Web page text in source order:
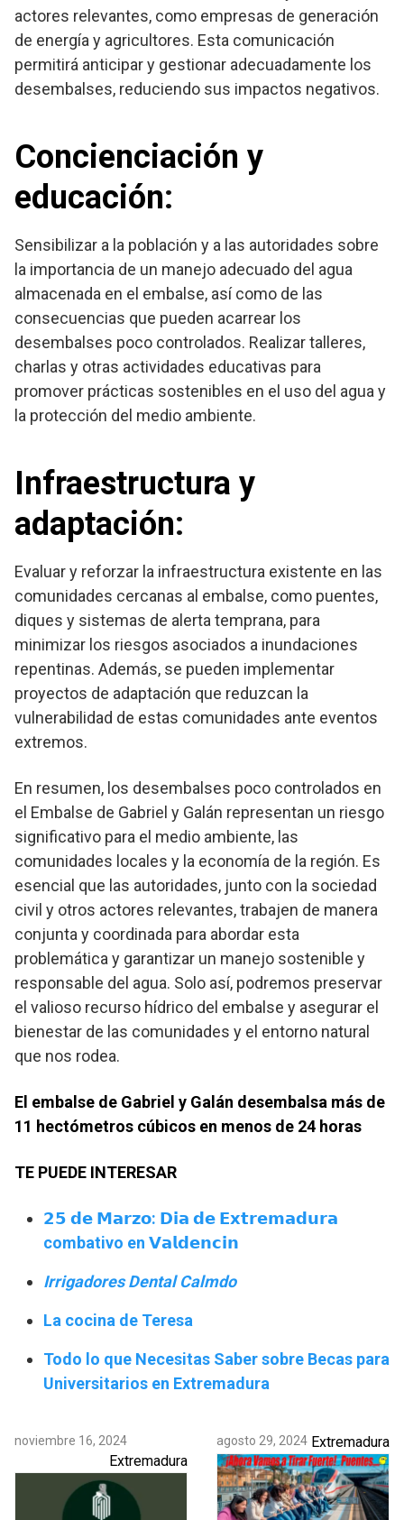
actores relevantes, como empresas de generación
de energía y agricultores. Esta comunicación
permitirá anticipar y gestionar adecuadamente los
desembalses, reduciendo sus impactos negativos.
Concienciación y
educación:
Sensibilizar a la población y a las autoridades sobre
la importancia de un manejo adecuado del agua
almacenada en el embalse, así como de las
consecuencias que pueden acarrear los
desembalses poco controlados. Realizar talleres,
charlas y otras actividades educativas para
promover prácticas sostenibles en el uso del agua y
la protección del medio ambiente.
Infraestructura y
adaptación:
Evaluar y reforzar la infraestructura existente en las
comunidades cercanas al embalse, como puentes,
diques y sistemas de alerta temprana, para
minimizar los riesgos asociados a inundaciones
repentinas. Además, se pueden implementar
proyectos de adaptación que reduzcan la
vulnerabilidad de estas comunidades ante eventos
extremos.
En resumen, los desembalses poco controlados en
el Embalse de Gabriel y Galán representan un riesgo
significativo para el medio ambiente, las
comunidades locales y la economía de la región. Es
esencial que las autoridades, junto con la sociedad
civil y otros actores relevantes, trabajen de manera
conjunta y coordinada para abordar esta
problemática y garantizar un manejo sostenible y
responsable del agua. Solo así, podremos preservar
el valioso recurso hídrico del embalse y asegurar el
bienestar de las comunidades y el entorno natural
que nos rodea.
El embalse de Gabriel y Galán desembalsa más de
11 hectómetros cúbicos en menos de 24 horas
TE PUEDE INTERESAR
𝟮𝟱 𝗱𝗲 𝗠𝗮𝗿𝘇𝗼: 𝗗𝗶𝗮 𝗱𝗲 𝗘𝘅𝘁𝗿𝗲𝗺𝗮𝗱𝘂𝗿𝗮
combativo en 𝗩𝗮𝗹𝗱𝗲𝗻𝗰𝗶𝗻
Irrigadores Dental Calmdo
La cocina de Teresa
Todo lo que Necesitas Saber sobre Becas para
Universitarios en Extremadura
noviembre 16, 2024
Extremadura
agosto 29, 2024 Extremadura